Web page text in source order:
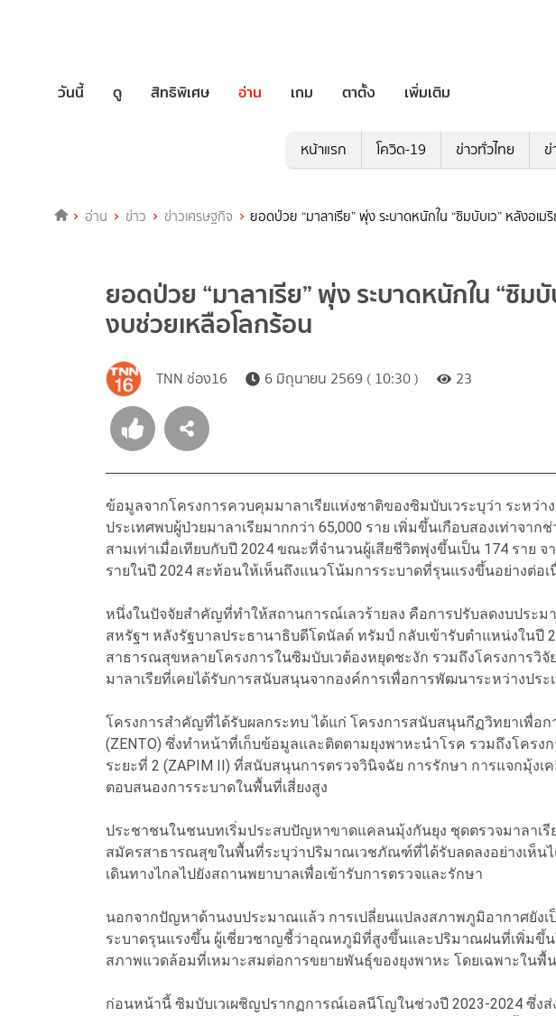
วันนี้ ดู สิทธิพิเศษ อ่าน เกม ตาตั้ง เพิ่มเติม
หน้าแรก โควิด-19 ข่าวทั่วไทย ข่
อ่าน ข่าว ข่าวเศรษฐกิจ ยอดป่วย “มาลาเรีย” พุ่ง ระบาดหนักใน “ซิมบับเว” หลังอเ
ยอดป่วย “มาลาเรีย” พุ่ง ระบาดหนักใน “ซิม
งบช่วยเหลือโลกร้อน
TNN ช่อง16 6 มิถุนายน 2569 ( 10:30 ) 23
ข้อมูลจากโครงการควบคุมมาลาเรียแห่งชาติของซิมบับเวระบุว่า ระหว่า
ประเทศพบผู้ป่วยมาลาเรียมากกว่า 65,000 ราย เพิ่มขึ้นเกือบสองเท่าจาก
สามเท่าเมื่อเทียบกับปี 2024 ขณะที่จำนวนผู้เสียชีวิตพุ่งขึ้นเป็น 174 ราย จ
รายในปี 2024 สะท้อนให้เห็นถึงแนวโน้มการระบาดที่รุนแรงขึ้นอย่างต่อเ
หนึ่งในปัจจัยสำคัญที่ทำให้สถานการณ์เลวร้ายลง คือการปรับลดงบประม
สหรัฐฯ หลังรัฐบาลประธานาธิบดีโดนัลด์ ทรัมป์ กลับเข้ารับตำแหน่งในปี
สาธารณสุขหลายโครงการในซิมบับเวต้องหยุดชะงัก รวมถึงโครงการวิจั
มาลาเรียที่เคยได้รับการสนับสนุนจากองค์การเพื่อการพัฒนาระหว่างประ
โครงการสำคัญที่ได้รับผลกระทบ ได้แก่ โครงการสนับสนุนกีฏวิทยาเพื่อก
(ZENTO) ซึ่งทำหน้าที่เก็บข้อมูลและติดตามยุงพาหะนำโรค รวมถึงโครงก
ระยะที่ 2 (ZAPIM II) ที่สนับสนุนการตรวจวินิจฉัย การรักษา การแจกมุ้งเ
ตอบสนองการระบาดในพื้นที่เสี่ยงสูง
ประชาชนในชนบทเริ่มประสบปัญหาขาดแคลนมุ้งกันยุง ชุดตรวจมาลาเ
สมัครสาธารณสุขในพื้นที่ระบุว่าปริมาณเวชภัณฑ์ที่ได้รับลดลงอย่างเห็น
เดินทางไกลไปยังสถานพยาบาลเพื่อเข้ารับการตรวจและรักษา
นอกจากปัญหาด้านงบประมาณแล้ว การเปลี่ยนแปลงสภาพภูมิอากาศยังเ
ระบาดรุนแรงขึ้น ผู้เชี่ยวชาญชี้ว่าอุณหภูมิที่สูงขึ้นและปริมาณฝนที่เพิ่มขึ้น
สภาพแวดล้อมที่เหมาะสมต่อการขยายพันธุ์ของยุงพาหะ โดยเฉพาะในพื้
ก่อนหน้านี้ ซิมบับเวเผชิญปรากฏการณ์เอลนีโญในช่วงปี 2023-2024 ซึ่ง